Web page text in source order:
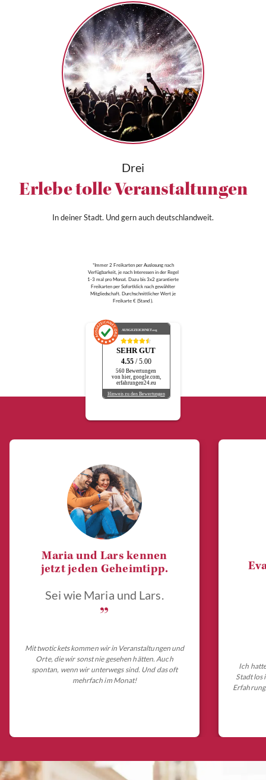
Drei
Erlebe tolle Veranstaltungen
In deiner Stadt. Und gern auch deutschlandweit.
*Immer 2 Freikarten per Auslosung nach
Verfügbarkeit, je nach Interessen in der Regel
1-3 mal pro Monat. Dazu bis 3x2 garantierte
Freikarten per Sofortklick nach gewählter
Mitgliedschaft. Durchschnittlicher Wert je
Freikarte € (Stand ).
AUSGEZEICHNET.org
SEHR GUT
4.55 / 5.00
560 Bewertungen
von hier, google.com,
erfahrungen24.eu
Hinweis zu den Bewertungen
Maria und Lars kennen
jetzt jeden Geheimtipp.
Sei wie Maria und Lars.
„
Mit twotickets kommen wir in Veranstaltungen und
Orte, die wir sonst nie gesehen hätten. Auch
spontan, wenn wir unterwegs sind. Und das oft
mehrfach im Monat!
Ich
Stadt los